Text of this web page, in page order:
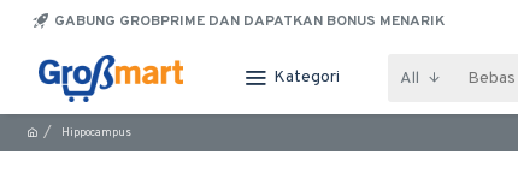
GABUNG GROBPRIME DAN DAPATKAN BONUS MENARIK
Kategori All
Hippocampus